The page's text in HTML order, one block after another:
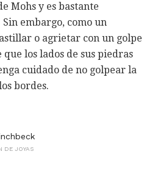
Mohs y es bastante
embargo, como un
o agrietar con un golpe
los lados de sus piedras
cuidado de no golpear la
bordes.
DE JOYAS